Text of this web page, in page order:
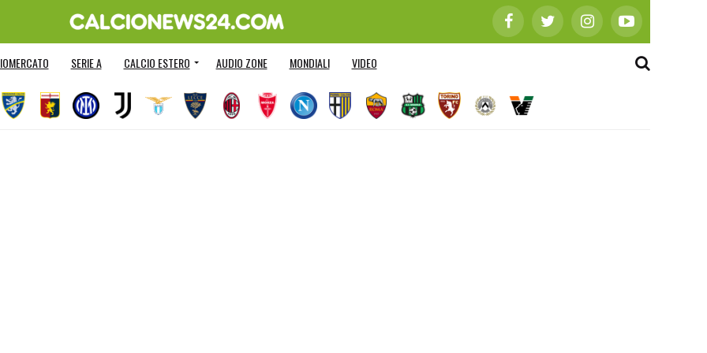
SERIE A CALCIO ESTERO AUDIO ZONE MONDIALI VIDEO